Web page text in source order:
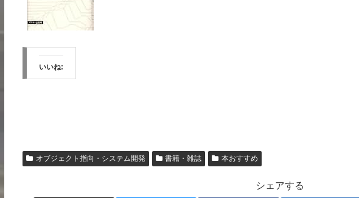
いいね:
オブジェクト指向・システム開発 書籍・雑誌 本おすすめ
シェアする